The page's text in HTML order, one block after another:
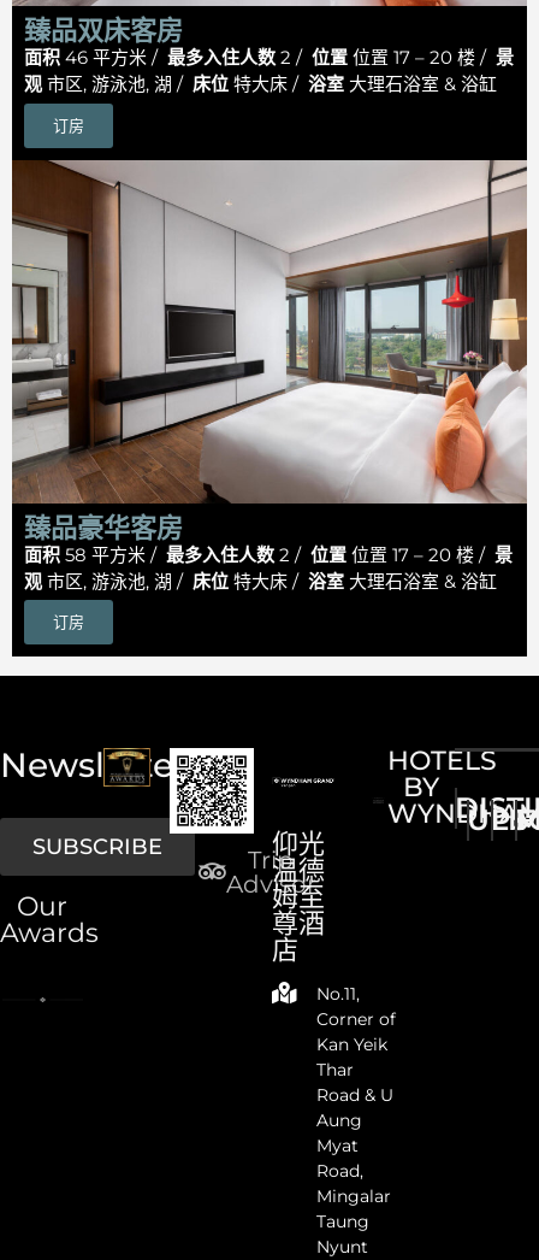
臻品双床客房
面积 46 平方米 / 最多入住人数 2 / 位置 位置 17 – 20 楼 / 景
观 市区, 游泳池, 湖 / 床位 特大床 / 浴室 大理石浴室 & 浴缸
订房
臻品豪华客房
面积 58 平方米 / 最多入住人数 2 / 位置 位置 17 – 20 楼 / 景
观 市区, 游泳池, 湖 / 床位 特大床 / 浴室 大理石浴室 & 浴缸
订房
Newsletter
SUBSCRIBE
Our
Awards
Trip
Advisor
仰光
温德
姆至
尊酒
店
No.11,
Corner of
Kan Yeik
Thar
Road & U
Aung
Myat
Road,
Mingalar
Taung
Nyunt
HOTELS
BY